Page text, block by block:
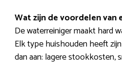
Wat zijn de voordelen
De waterreiniger maakt hard
Elk type huishouden heeft
dan aan: lagere stookkosten,